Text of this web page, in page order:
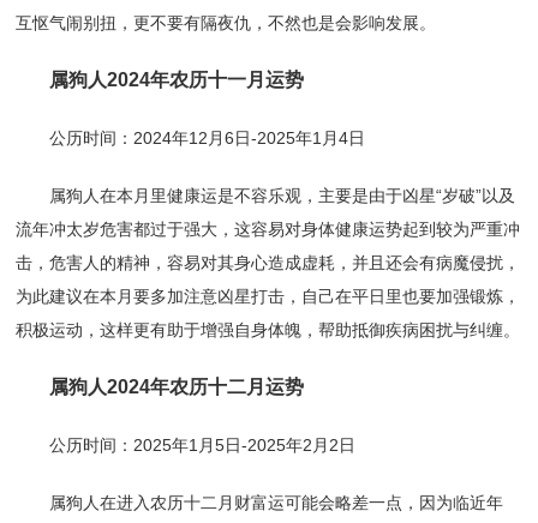
互怄气闹别扭，更不要有隔夜仇，不然也是会影响发展。
属狗人2024年农历十一月运势
公历时间：2024年12月6日-2025年1月4日
属狗人在本月里健康运是不容乐观，主要是由于凶星“岁破”以及
流年冲太岁危害都过于强大，这容易对身体健康运势起到较为严重冲
击，危害人的精神，容易对其身心造成虚耗，并且还会有病魔侵扰，
为此建议在本月要多加注意凶星打击，自己在平日里也要加强锻炼，
积极运动，这样更有助于增强自身体魄，帮助抵御疾病困扰与纠缠。
属狗人2024年农历十二月运势
公历时间：2025年1月5日-2025年2月2日
属狗人在进入农历十二月财富运可能会略差一点，因为临近年